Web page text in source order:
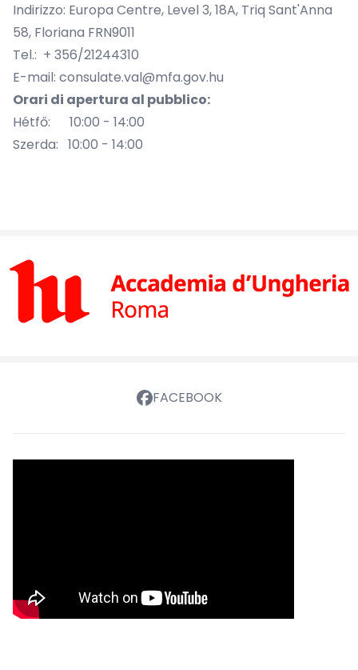
Indirizzo: Europa Centre, Level 3, 18A, Triq Sant'Anna
58, Floriana FRN9011
Tel.: + 356/21244310
E-mail: consulate.val@mfa.gov.hu
Orari di apertura al pubblico:
Hétfő: 10:00 - 14:00
Szerda: 10:00 - 14:00
FACEBOOK